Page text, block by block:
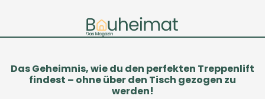
Das Geheimnis, wie du den perfekten Treppenlift
findest – ohne über den Tisch gezogen zu
werden!